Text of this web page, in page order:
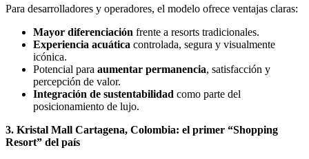
Para desarrolladores y operadores, el modelo ofrece ventajas claras:
Mayor diferenciación frente a resorts tradicionales.
Experiencia acuática controlada, segura y visualmente
icónica.
Potencial para aumentar permanencia, satisfacción y
percepción de valor.
Integración de sustentabilidad como parte del
posicionamiento de lujo.
3. Kristal Mall Cartagena, Colombia: el primer “Shopping
Resort” del país